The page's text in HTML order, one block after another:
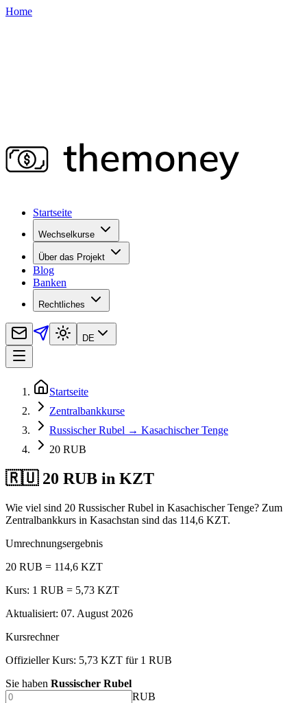
Home
Startseite
Wechselkurse
Über das Projekt
Blog
Banken
Rechtliches
DE
Startseite
Zentralbankkurse
Russischer Rubel → Kasachischer Tenge
20 RUB
🇷🇺 20 RUB in KZT
Wie viel sind 20 Russischer Rubel in Kasachischer Tenge? Zum
Zentralbankkurs in Kasachstan sind das 114,6 KZT.
Umrechnungsergebnis
20 RUB = 114,6 KZT
Kurs: 1 RUB = 5,73 KZT
Aktualisiert: 07. August 2026
Kursrechner
Offizieller Kurs: 5,73 KZT für 1 RUB
Sie haben Russischer Rubel
RUB